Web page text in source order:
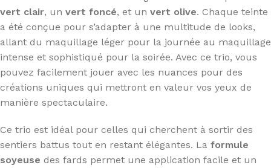
vert clair, un vert foncé, et un vert olive. Chaque teinte
a été conçue pour s’adapter à une multitude de looks,
allant du maquillage léger pour la journée au maquillage
intense et sophistiqué pour la soirée. Avec ce trio, vous
pouvez facilement jouer avec les nuances pour des
créations uniques qui mettront en valeur vos yeux de
manière spectaculaire.
Ce trio est idéal pour celles qui cherchent à sortir des
sentiers battus tout en restant élégantes. La formule
soyeuse des fards permet une application facile et un